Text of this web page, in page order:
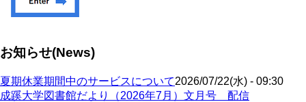
お知らせ(News)
夏期休業期間中のサービスについて2026/07/22(水) - 09:30
成蹊大学図書館だより（2026年7月）文月号 配信